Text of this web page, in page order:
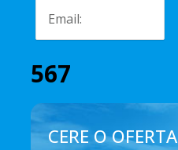
567
CERE O OFERTA